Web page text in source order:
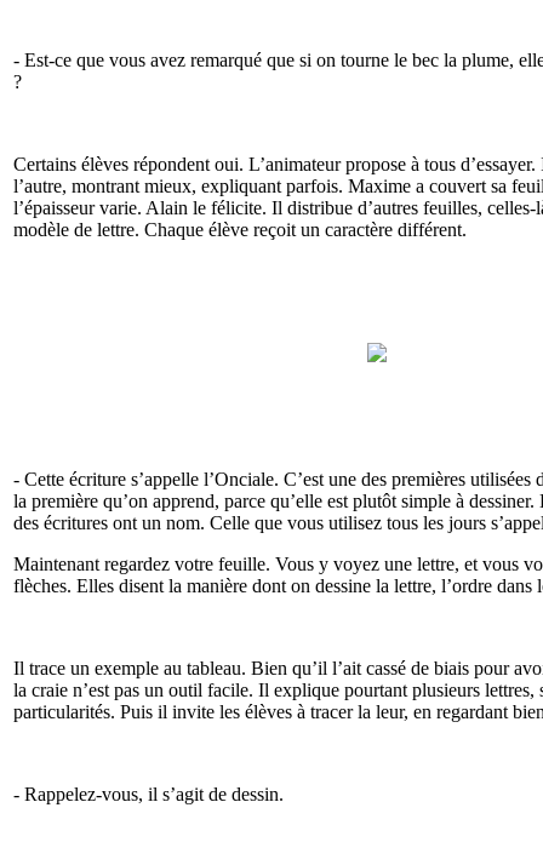
- Est-ce que vous avez remarqué que si on tourne le bec la plume,
?
Certains élèves répondent oui. L’animateur propose à tous d’essayer.
l’autre, montrant mieux, expliquant parfois. Maxime a couvert sa
l’épaisseur varie. Alain le félicite. Il distribue d’autres feuilles, celles-
modèle de lettre. Chaque élève reçoit un caractère différent.
- Cette écriture s’appelle l’Onciale. C’est une des premières utilisées
la première qu’on apprend, parce qu’elle est plutôt simple à
des écritures ont un nom. Celle que vous utilisez tous les jours
Maintenant regardez votre feuille. Vous y voyez une lettre, et vous
flèches. Elles disent la manière dont on dessine la lettre, l’ordre dans
Il trace un exemple au tableau. Bien qu’il l’ait cassé de biais pour
la craie n’est pas un outil facile. Il explique pourtant plusieurs lettres,
particularités. Puis il invite les élèves à tracer la leur, en regardant
- Rappelez-vous, il s’agit de dessin.